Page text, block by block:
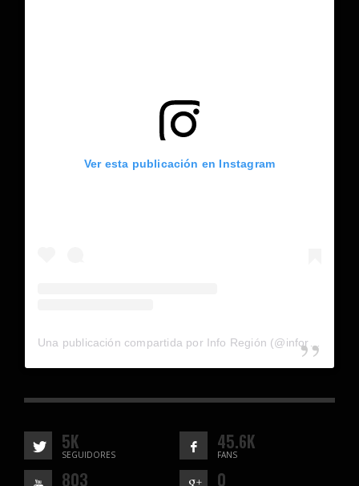
Ver esta publicación en Instagram
5K
SEGUIDORES
45.6K
FANS
803 0